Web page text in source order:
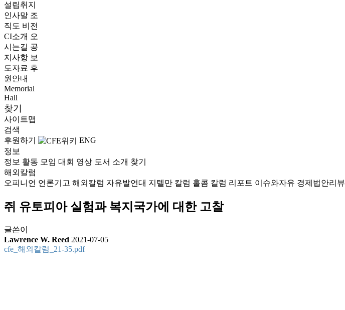
설립취지
인사말 조
직도 비전
CI소개 오
시는길 공
지사항 보
도자료 후
원안내
Memorial
Hall
찾기
사이트맵
검색
후원하기
ENG
정보
정보 활동 모임 대회 영상 도서 소개 찾기
해외칼럼
오피니언 언론기고 해외칼럼 자유발언대 지텔만 칼럼 홀콤 칼럼 리포트 이슈와자유 경제법안리뷰
쥐 유토피아 실험과 복지국가에 대한 고찰
글쓴이
Lawrence W. Reed 2021-07-05
cfe_해외칼럼_21-35.pdf